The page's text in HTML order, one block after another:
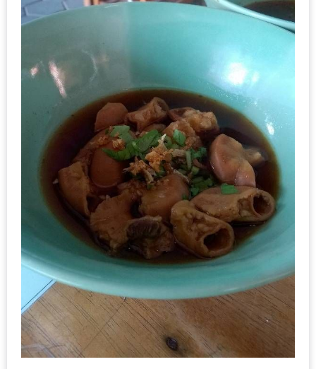
FESTIVAL
กิน
HFG
E-
NEWS
GAME
(SABAI
SEAFOOD)
HOMEPRO
FAIR
2017
เชียงใหม่